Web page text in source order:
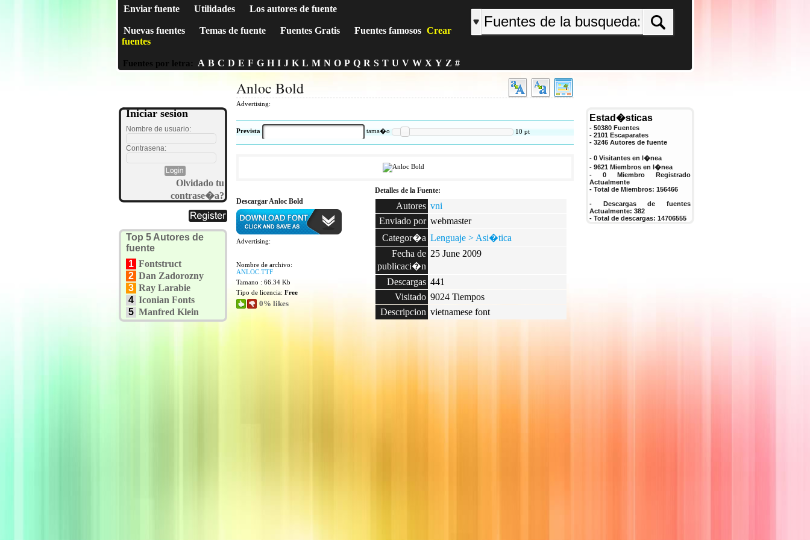
Enviar fuente Utilidades Los autores de fuente
Nuevas fuentes Temas de fuente Fuentes Gratis Fuentes famosos Crear
fuentes
Fuentes por letra: A B C D E F G H I J K L M N O P Q R S T U V W X Y Z #
Iniciar sesion
Nombre de usuario:
Contrasena:
Olvidado tu
contrase�a?
Top 5 Autores de
fuente
1 Fontstruct
2 Dan Zadorozny
3 Ray Larabie
4 Iconian Fonts
5 Manfred Klein
Anloc Bold
Advertising:
Prevista tama�o 10 pt
Descargar Anloc Bold
Advertising:
Nombre de archivo:
ANLOC.TTF
Tamano : 66.34 Kb
Tipo de licencia: Free
0% likes
Detalles de la Fuente:
Autores vni
Enviado por webmaster
Categor�a Lenguaje > Asi�tica
Fecha de
publicaci�n
25 June 2009
Descargas 441
Visitado 9024 Tiempos
Descripcion vietnamese font
Estad�sticas
- 50380 Fuentes
- 2101 Escaparates
- 3246 Autores de fuente
- 0 Visitantes en l�nea
- 9621 Miembros en l�nea
- 0 Miembro Registrado
Actualmente
- Total de Miembros: 156466
- Descargas de fuentes
Actualmente: 382
- Total de descargas: 14706555